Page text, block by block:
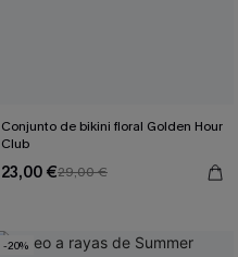
Conjunto de bikini floral Golden Hour
Club
23,00 €29,00 €
-20%